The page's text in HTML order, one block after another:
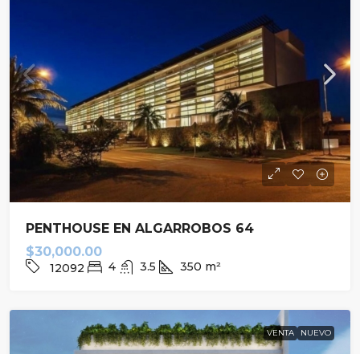
PENTHOUSE EN ALGARROBOS 64
$30,000.00
12092 4 3.5 350 m²
VENTA NUEVO